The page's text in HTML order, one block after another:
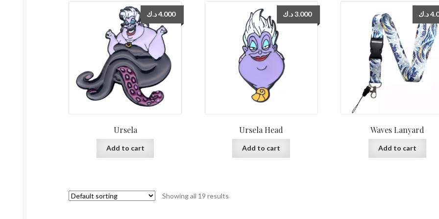
Ursela
4.000د.ك
Add to cart
Ursela Head
3.000د.ك
Add to cart
Waves Lanyard
د.ك
Add to cart
Showing all 19 results